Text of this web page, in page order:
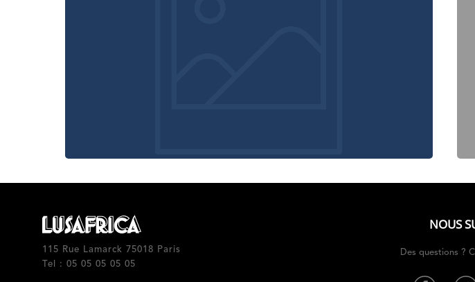
115 Rue Lamarck 75018 Paris
Tel : 05 05 05 05 05
NOUS
Des questions ?